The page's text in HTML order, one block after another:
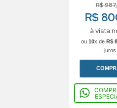
R$987,
R$
à vista
ou 10x de R$
juros